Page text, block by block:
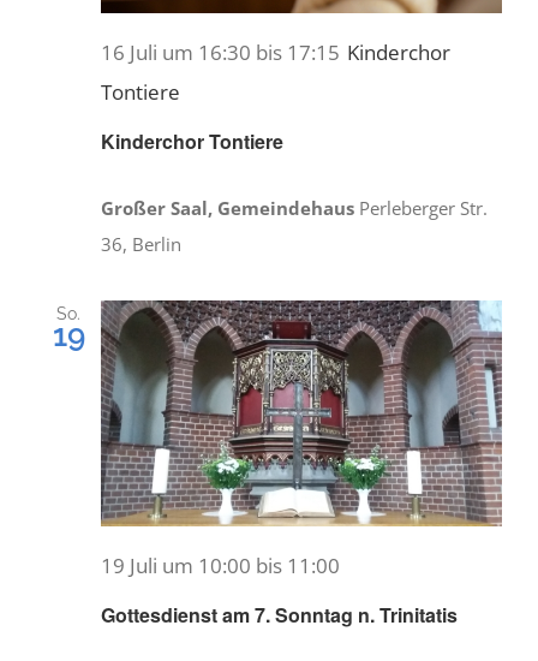
Kinderchor Tontiere
16 Juli um 16:30 bis 17:15 Kinderchor
Tontiere
Großer Saal, Gemeindehaus Perleberger Str.
36, Berlin
So.
19
Gottesdienst am 7. Sonntag n. Trinitatis
19 Juli um 10:00 bis 11:00